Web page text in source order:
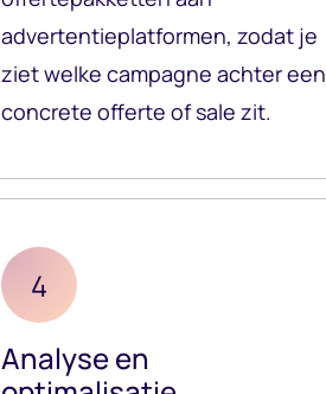
advertentieplatformen, zodat je
ziet welke campagne achter een
concrete offerte of sale zit.
4
Analyse en